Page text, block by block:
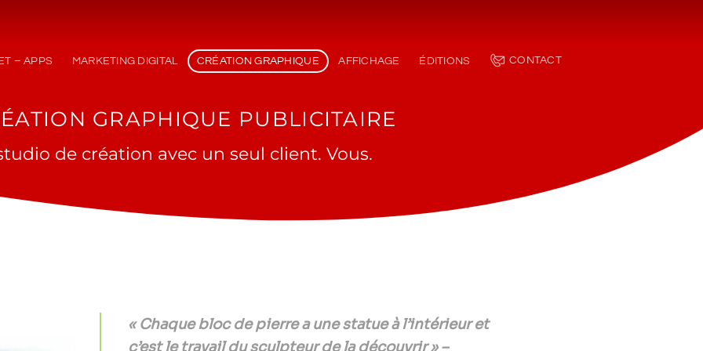
– APPS MARKETING DIGITAL CRÉATION GRAPHIQUE AFFICHAGE ÉDITIONS CONTACT
GRAPHIQUE PUBLICITAIRE
de création avec un seul client. Vous.
« Chaque bloc de pierre a une statue à l’intérieur et
c’est le travail du sculpteur de la découvrir » –